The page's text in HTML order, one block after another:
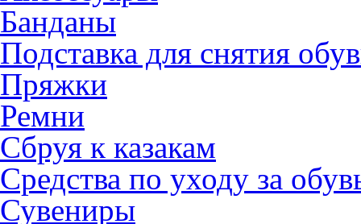
Банданы
Подставка для снятия
Пряжки
Ремни
Сбруя к казакам
Средства по уходу за
Сувениры